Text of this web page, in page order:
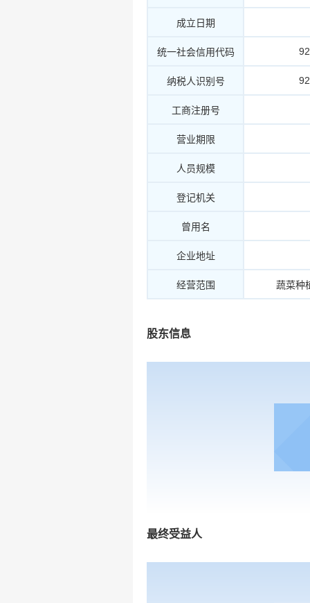
成立日期
统一社会信用代码
纳税人识别号
工商注册号
营业期限
人员规模
登记机关
曾用名
企业地址
经营范围 蔬菜种
股东信息
最终受益人